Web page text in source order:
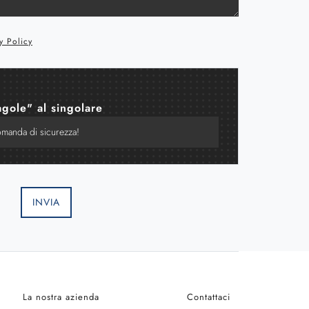
Policy
al singolare
INVIA
La nostra azienda Contattaci